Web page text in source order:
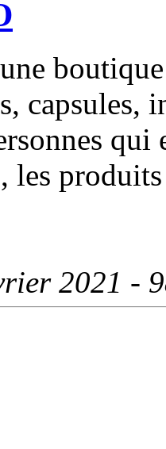
capsules,
les
2021 -